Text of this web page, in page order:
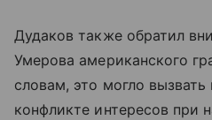
Дудаков также обратил
Умерова американского
словам, это могло
конфликте интересов при